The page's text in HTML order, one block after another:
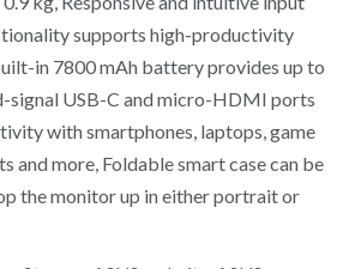
supports high-productivity
in 7800 mAh battery provides up to
signal USB-C and micro-HDMI ports
with smartphones, laptops, game
and more, Foldable smart case can be
the monitor up in either portrait or